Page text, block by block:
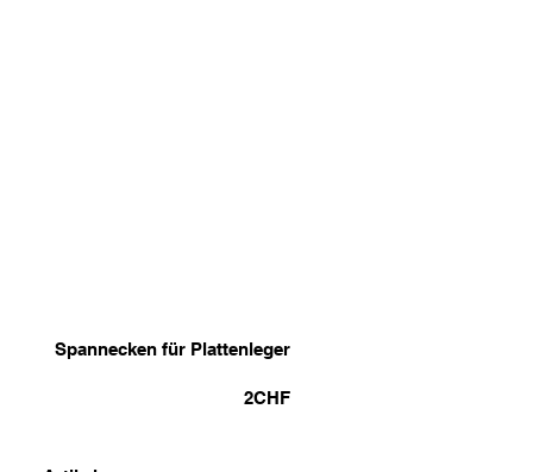
Spannecken für Plattenleger
2CHF